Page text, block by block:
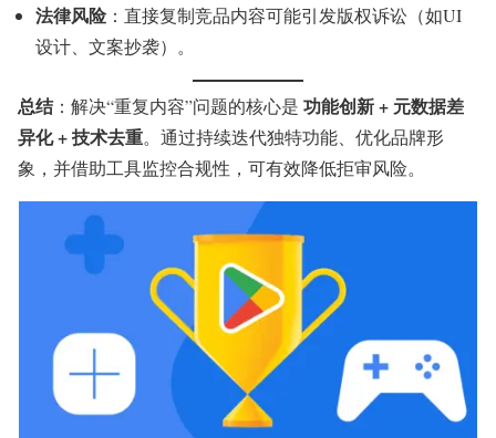
法律风险：直接复制竞品内容可能引发版权诉讼（如UI
设计、文案抄袭）。
总结：解决“重复内容”问题的核心是 功能创新 + 元数据差
异化 + 技术去重。通过持续迭代独特功能、优化品牌形
象，并借助工具监控合规性，可有效降低拒审风险。